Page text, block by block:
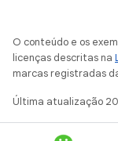
O conteúdo e os
licenças descritas na
marcas registradas
Última atualização